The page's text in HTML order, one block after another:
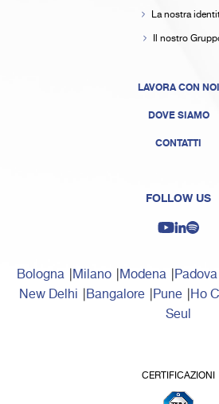
La nostra
Il nostro
LAVORA CON NOI
DOVE SIAMO
CONTATTI
FOLLOW US
Bologna Milano Modena Padova
New Delhi Bangalore Pune Ho
Seul
CERTIFICAZIONI